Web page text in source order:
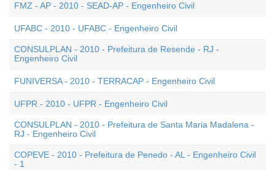
FMZ - AP - 2010 - SEAD-AP - Engenheiro Civil
UFABC - 2010 - UFABC - Engenheiro Civil
CONSULPLAN - 2010 - Prefeitura de Resende - RJ -
Engenheiro Civil
FUNIVERSA - 2010 - TERRACAP - Engenheiro Civil
UFPR - 2010 - UFPR - Engenheiro Civil
CONSULPLAN - 2010 - Prefeitura de Santa Maria Madalena -
RJ - Engenheiro Civil
COPEVE - 2010 - Prefeitura de Penedo - AL - Engenheiro Civil
- 1